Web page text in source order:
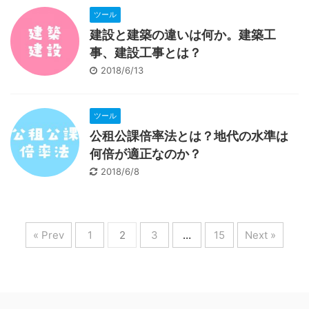
ツール
建設と建築の違いは何か。建築工
事、建設工事とは？
2018/6/13
ツール
公租公課倍率法とは？地代の水準は
何倍が適正なのか？
2018/6/8
« Prev 1 2 3 … 15 Next »